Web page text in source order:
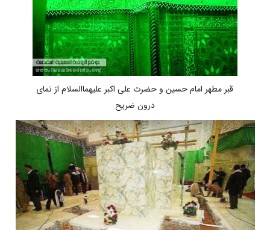
قبر مطهر امام حسین و حضرت علی اکبر علیهماالسلام از نمای
درون ضریح